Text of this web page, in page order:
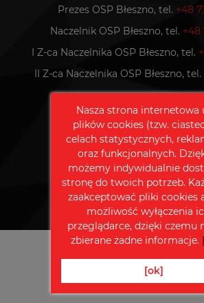
Prezes OSP Błeszno, tel. +48
Naczelnik OSP Błeszno, tel. +48
I Z-ca Naczelnika OSP Błeszno, tel.
II Z-ca Naczelnika OSP Błeszno, tel.
Polub nas na
© 2026OSP KSRG
Projekt i wykonanie
Nasza strona internetowa
plików cookies (tzw.
celach statystycznych,
oraz funkcjonalnych.
możemy indywidualnie
stronę do twoich potrzeb.
zaakceptować pliki cookies
możliwość wyłączenia
przeglądarce, dzięki czemu
zbierane żadne informacje.
[ok]